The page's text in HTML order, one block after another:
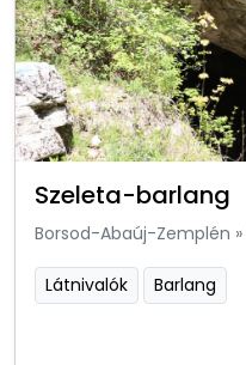
Szeleta-barlang
Borsod-Abaúj-Zemplén »
Látnivalók Barlang